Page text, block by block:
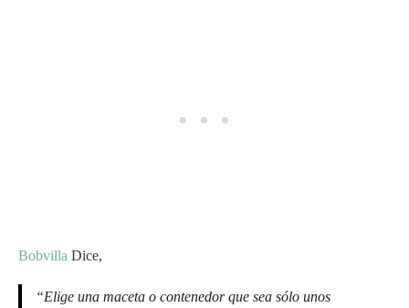
Bobvilla Dice,
“Elige una maceta o contenedor que sea sólo unos